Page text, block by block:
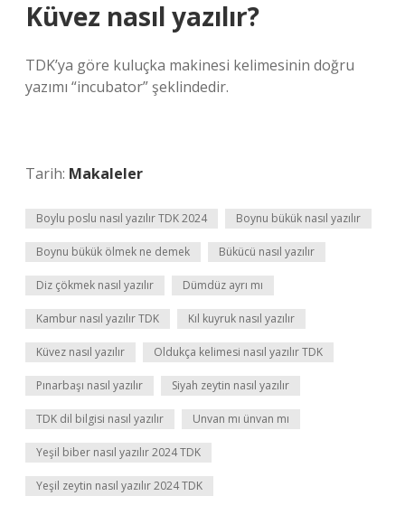
Küvez nasıl yazılır?
TDK’ya göre kuluçka makinesi kelimesinin doğru
yazımı “incubator” şeklindedir.
Tarih: Makaleler
Boylu poslu nasıl yazılır TDK 2024 Boynu bükük nasıl yazılır
Boynu bükük ölmek ne demek Bükücü nasıl yazılır
Diz çökmek nasıl yazılır Dümdüz ayrı mı
Kambur nasıl yazılır TDK Kıl kuyruk nasıl yazılır
Küvez nasıl yazılır Oldukça kelimesi nasıl yazılır TDK
Pınarbaşı nasıl yazılır Siyah zeytin nasıl yazılır
TDK dil bilgisi nasıl yazılır Unvan mı ünvan mı
Yeşil biber nasıl yazılır 2024 TDK
Yeşil zeytin nasıl yazılır 2024 TDK